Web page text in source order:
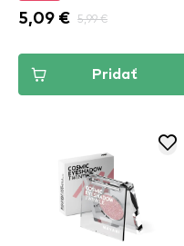
5,09 € 5,99 €
Pridať